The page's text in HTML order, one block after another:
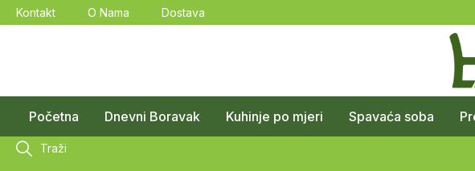
Kontakt O Nama Dostava
Početna Dnevni Boravak Kuhinje po mjeri Spavaća soba
Traži